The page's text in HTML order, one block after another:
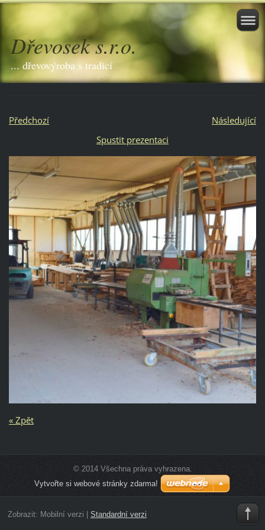
Dřevosek s.r.o.
... dřevovýroba s tradicí
Předchozí
Následující
Spustit prezentaci
« Zpět
© 2014 Všechna práva vyhrazena.
Vytvořte si webové stránky zdarma!
Zobrazit: Mobilní verzi Standardní verzi